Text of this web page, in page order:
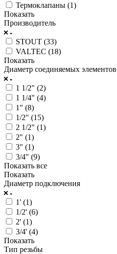
Термоклапаны (1)
Показать
Производитель
STOUT (33)
VALTEC (18)
Показать
Диаметр соединяемых элементов
1 1/2" (2)
1 1/4" (4)
1" (8)
1/2" (15)
2 1/2" (1)
2" (1)
3" (1)
3/4" (9)
Показать все
Показать
Диаметр подключения
1' (1)
1/2' (6)
2' (1)
3/4' (4)
Показать
Тип резьбы